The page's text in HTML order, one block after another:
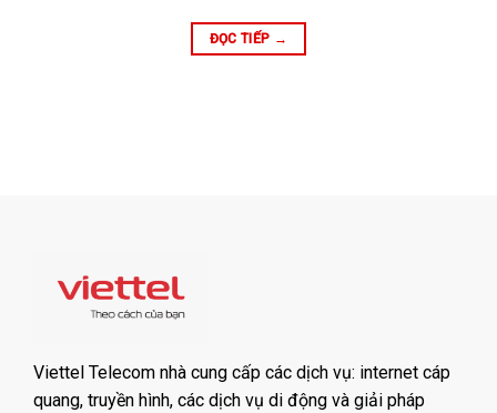
ĐỌC TIẾP →
Viettel Telecom nhà cung cấp các dịch vụ: internet cáp
quang, truyền hình, các dịch vụ di động và giải pháp